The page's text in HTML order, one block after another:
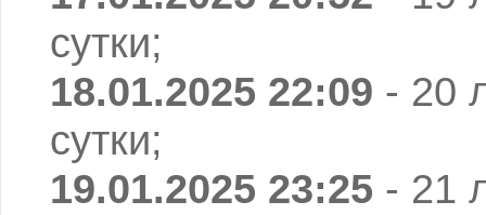
сутки;
18.01.2025 22:09 - 20
сутки;
19.01.2025 23:25 - 21